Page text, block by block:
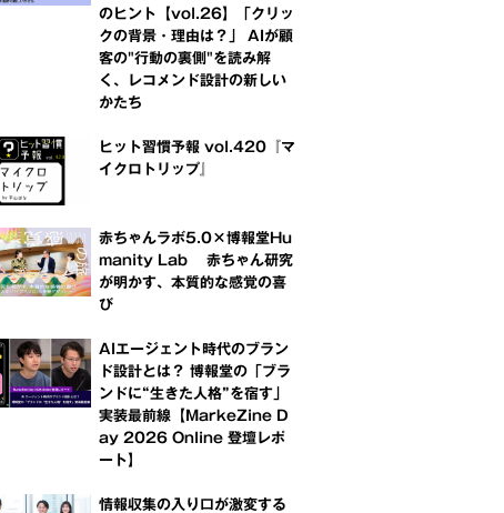
のヒント【vol.26】「クリッ
クの背景・理由は？」 AIが顧
客の"行動の裏側"を読み解
く、レコメンド設計の新しい
かたち
ヒット習慣予報 vol.420『マ
イクロトリップ』
赤ちゃんラボ5.0×博報堂Hu
manity Lab 赤ちゃん研究
が明かす、本質的な感覚の喜
び
AIエージェント時代のブラン
ド設計とは？ 博報堂の「ブラ
ンドに“生きた人格”を宿す」
実装最前線【MarkeZine D
ay 2026 Online 登壇レポ
ート】
情報収集の入り口が激変する